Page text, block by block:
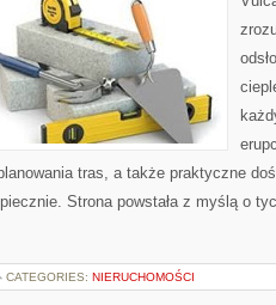
tras, a także praktyczne
Strona powstała z myślą o
CATEGORIES: NIERUCHOMOŚCI